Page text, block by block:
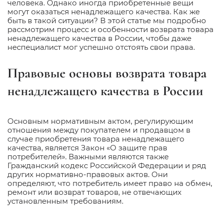
человека. Однако иногда приобретенные вещи
могут оказаться ненадлежащего качества. Как же
быть в такой ситуации? В этой статье мы подробно
рассмотрим процесс и особенности возврата товара
ненадлежащего качества в России, чтобы даже
неспециалист мог успешно отстоять свои права.
Правовые основы возврата товара
ненадлежащего качества в России
Основным нормативным актом, регулирующим
отношения между покупателем и продавцом в
случае приобретения товара ненадлежащего
качества, является Закон «О защите прав
потребителей». Важными являются также
Гражданский кодекс Российской Федерации и ряд
других нормативно-правовых актов. Они
определяют, что потребитель имеет право на обмен,
ремонт или возврат товаров, не отвечающих
установленным требованиям.